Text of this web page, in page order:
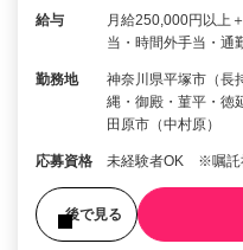
給与
月給250,000円以上
当・時間外手当・通
勤務地
神奈川県平塚市（長
縄・御殿・菫平・徳
田原市（中村原）
応募資格 未経験者OK ※嘱託
後で見る